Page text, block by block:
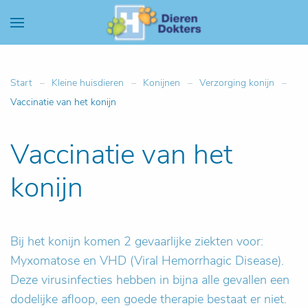
Start Kleine huisdieren Konijnen
Verzorging konijn
Vaccinatie van het konijn
Vaccinatie van het
konijn
Bij het konijn komen 2 gevaarlijke ziekten voor:
Myxomatose en VHD (Viral Hemorrhagic Disease).
Deze virusinfecties hebben in bijna alle gevallen een
dodelijke afloop, een goede therapie bestaat er niet.